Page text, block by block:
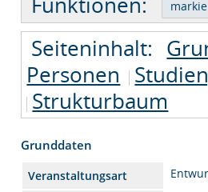
Seiteninhalt:
Personen
Strukturbaum
Grunddaten
Veranstaltungsart